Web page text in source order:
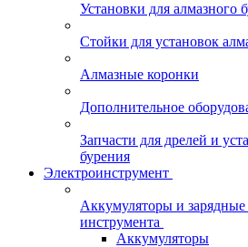
Установки для алмазного
Стойки для установок
Алмазные коронки
Дополнительное
Запчасти для дрелей и
бурения
Электроинструмент
Аккумуляторы и зарядные
инструмента
Аккумуляторы